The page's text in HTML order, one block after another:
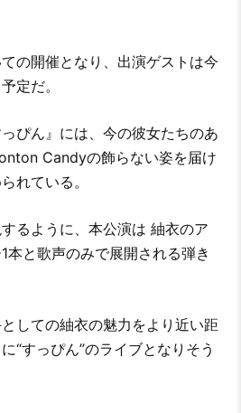
の開催となり、出演ゲストは今
定だ。
ぴん』には、今の彼女たちのあ
Candyの飾らない姿を届け
れている。
るように、本公演は 紬衣のア
本と歌声のみで展開される弾き
しての紬衣の魅力をより近い距
“すっぴん”のライブとなりそう